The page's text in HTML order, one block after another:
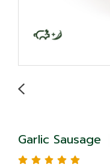
Garlic Sausage